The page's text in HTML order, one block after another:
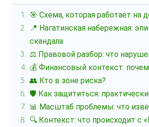
🎯 Схема, которая работает на
📍 Нагатинская набережная:
скандала
⚖️ Правовой разбор: что
💰 Финансовый контекст:
👥 Кто в зоне риска?
🛡️ Как защититься:
📊 Масштаб проблемы: что
🔍 Контекст: что происходит с